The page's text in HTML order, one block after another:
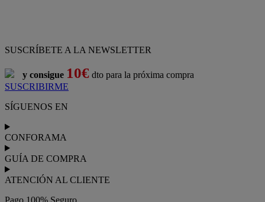
SUSCRÍBETE A LA NEWSLETTER
y consigue 10€ dto para la próxima compra
SUSCRIBIRME
SÍGUENOS EN
CONFORAMA
GUÍA DE COMPRA
ATENCIÓN AL CLIENTE
Pago 100% Seguro